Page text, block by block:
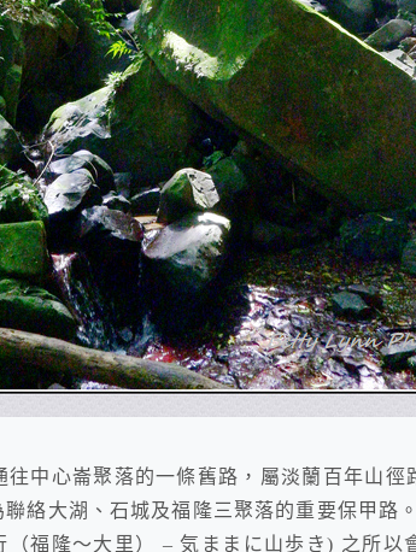
中心崙聚落的一條舊路，屬淡蘭百年山徑
絡大湖、石城及福隆三聚落的重要保甲路
福隆～大里） – 気ままに山歩き) 之所